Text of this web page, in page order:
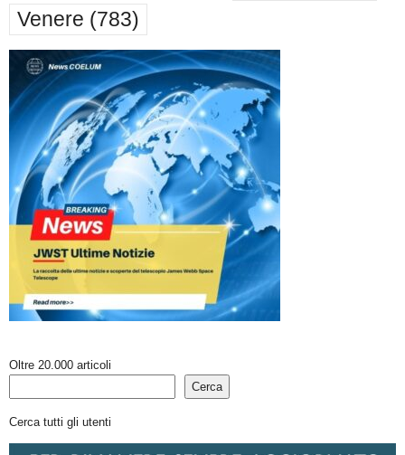
Venere (783)
Oltre 20.000 articoli
Cerca
Cerca tutti gli utenti